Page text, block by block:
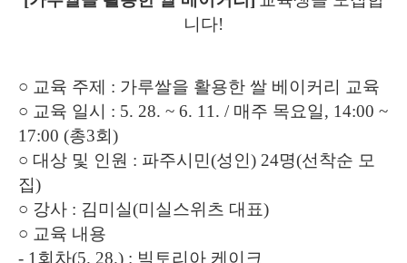
니다!
○ 교육 주제 : 가루쌀을 활용한 쌀 베이커리 교육
○ 교육 일시 : 5. 28. ~ 6. 11. / 매주 목요일, 14:00 ~
17:00 (총3회 )
○ 대상 및 인원 : 파주시민(성인) 24명(선착순 모
집)
○ 강사 : 김미실(미실스위츠 대표)
○ 교육 내용
- 1회차(5. 28.) : 빅토리아 케이크